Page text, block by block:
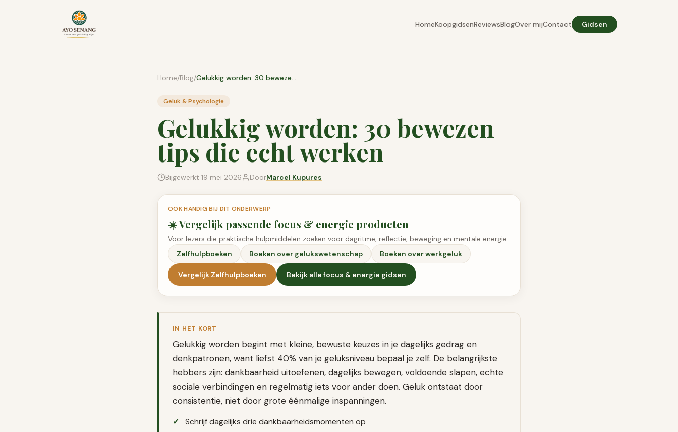
HomeKoopgidsenReviewsBlogOver mijContact Gidsen
Home/Blog/ Gelukkig worden: 30 bewezen tips die echt werken
Geluk & Psychologie
Gelukkig worden: 30 bewezen
tips die echt werken
Bijgewerkt 19 mei 2026 DoorMarcel Kupures
OOK HANDIG BIJ DIT ONDERWERP
☀️Vergelijk passende focus & energie producten
Voor lezers die praktische hulpmiddelen zoeken voor dagritme, reflectie, beweging en mentale energie.
Zelfhulpboeken
Boeken over gelukswetenschap Boeken over werkgeluk
Vergelijk Zelfhulpboeken Bekijk alle focus & energie gidsen
IN HET KORT
Gelukkig worden begint met kleine, bewuste keuzes in je dagelijks gedrag en
denkpatronen, want liefst 40% van je geluksniveau bepaal je zelf. De belangrijkste
hebbers zijn: dankbaarheid uitoefenen, dagelijks bewegen, voldoende slapen, echte
sociale verbindingen en regelmatig iets voor ander doen. Geluk ontstaat door
consistentie, niet door grote éénmalige inspanningen.
Schrijf dagelijks drie dankbaarheidsmomenten op